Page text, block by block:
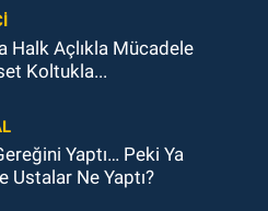
Halk Açlıkla Mücadele
Koltukla...
Yaptı… Peki Ya
Ustalar Ne Yaptı?